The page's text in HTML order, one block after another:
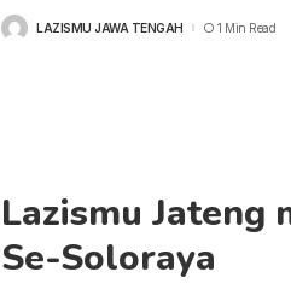
POSTEDLAZISMU JAWA TENGAH 1 Min Read
Lazismu Jateng
Se-Soloraya